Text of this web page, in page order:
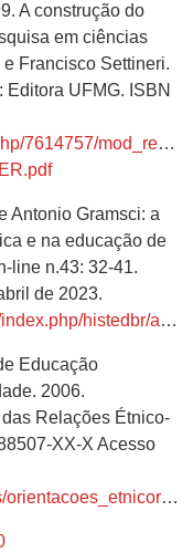
A construção do
em ciências
Francisco Settineri.
Editora UFMG. ISBN
7614757/
Antonio Gramsci: a
e na educação de
line n.43: 32-41.
de 2023.
article/view/8639926
Educação
2006.
Relações Étnico-
XX-X Acesso